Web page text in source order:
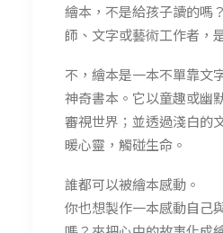
繪本，不是給孩子讀的嗎
師、文字或藝術工作者，
不，繪本是一本不單靠文
神奇書本。它以童趣或幽
審視世界；並透過淺白的
暖心靈，觸碰生命。
誰都可以被繪本感動。
你也想製作一本感動自己